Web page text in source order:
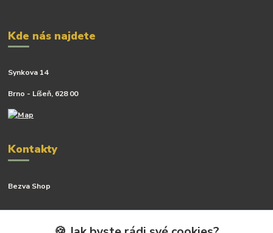
Kde nás najdete
Synkova 14
Brno - Líšeň, 628 00
Kontakty
Bezva Shop
+420 799 506 742